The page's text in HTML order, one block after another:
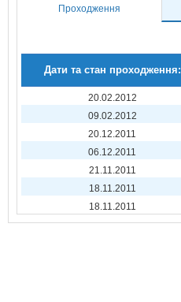
Проходження
Дати та стан проходження:
20.02.2012
09.02.2012
20.12.2011
06.12.2011
21.11.2011
18.11.2011
18.11.2011